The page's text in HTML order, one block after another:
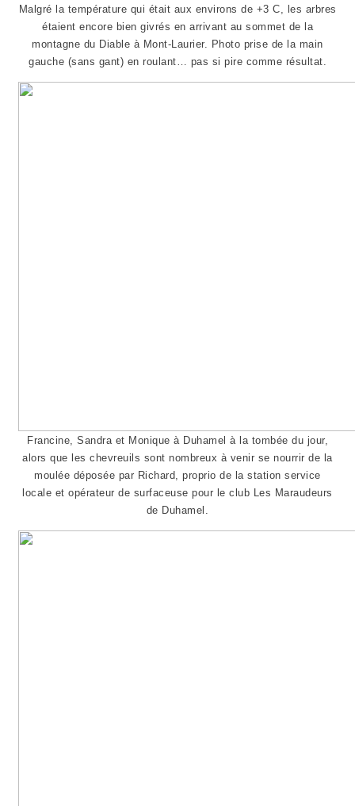
Malgré la température qui était aux environs de +3 C, les arbres
étaient encore bien givrés en arrivant au sommet de la
montagne du Diable à Mont-Laurier. Photo prise de la main
gauche (sans gant) en roulant… pas si pire comme résultat.
Francine, Sandra et Monique à Duhamel à la tombée du jour,
alors que les chevreuils sont nombreux à venir se nourrir de la
moulée déposée par Richard, proprio de la station service
locale et opérateur de surfaceuse pour le club Les Maraudeurs
de Duhamel.